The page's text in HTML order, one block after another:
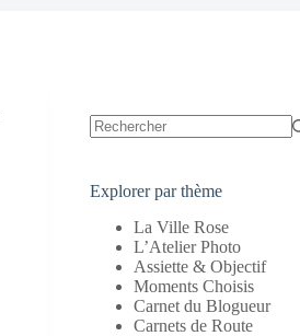
Explorer par thème
La Ville Rose
L’Atelier Photo
Assiette & Objectif
Moments Choisis
Carnet du Blogueur
Carnets de Route